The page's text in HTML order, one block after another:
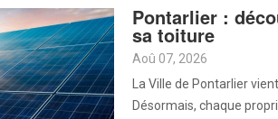
Pontarlier :
sa toiture
Aoû 07, 2026
La Ville de Pontarlier
Désormais, chaque